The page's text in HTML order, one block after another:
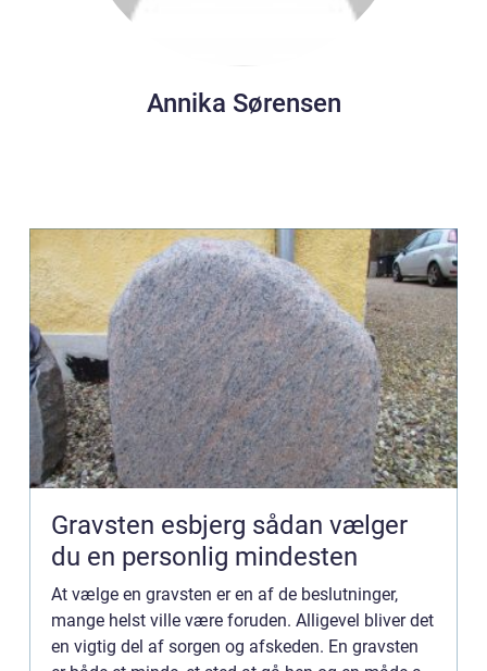
Annika Sørensen
Gravsten esbjerg sådan vælger
du en personlig mindesten
At vælge en gravsten er en af de beslutninger,
mange helst ville være foruden. Alligevel bliver det
en vigtig del af sorgen og afskeden. En gravsten